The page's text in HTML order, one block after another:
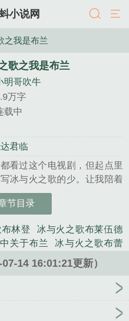
小说网
之我是布兰
歌之我是布兰
明哥吹牛
万字
载中
君临
看过这个电视剧，但起点里
冰与火之歌的少。让我陪着
。本站提示：各位书友要是
布兰》还不错的话请不要忘
》是小明哥吹牛精心创作的
节目录
林登
冰与火之歌布莱伍德
关于布兰
冰与火之歌布蕾
冰与火之歌布兰史塔克结局
冰与火之歌 my lord
冰与火之
改编
冰
冰与火之歌
冰与火之歌my
14 16:01:21更新）